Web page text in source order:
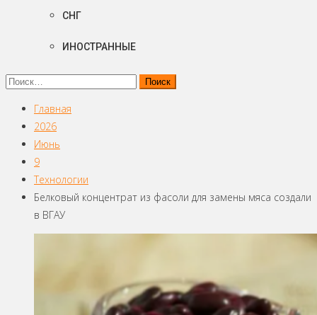
СНГ
ИНОСТРАННЫЕ
Найти:
Главная
2026
Июнь
9
Технологии
Белковый концентрат из фасоли для замены мяса создали
в ВГАУ